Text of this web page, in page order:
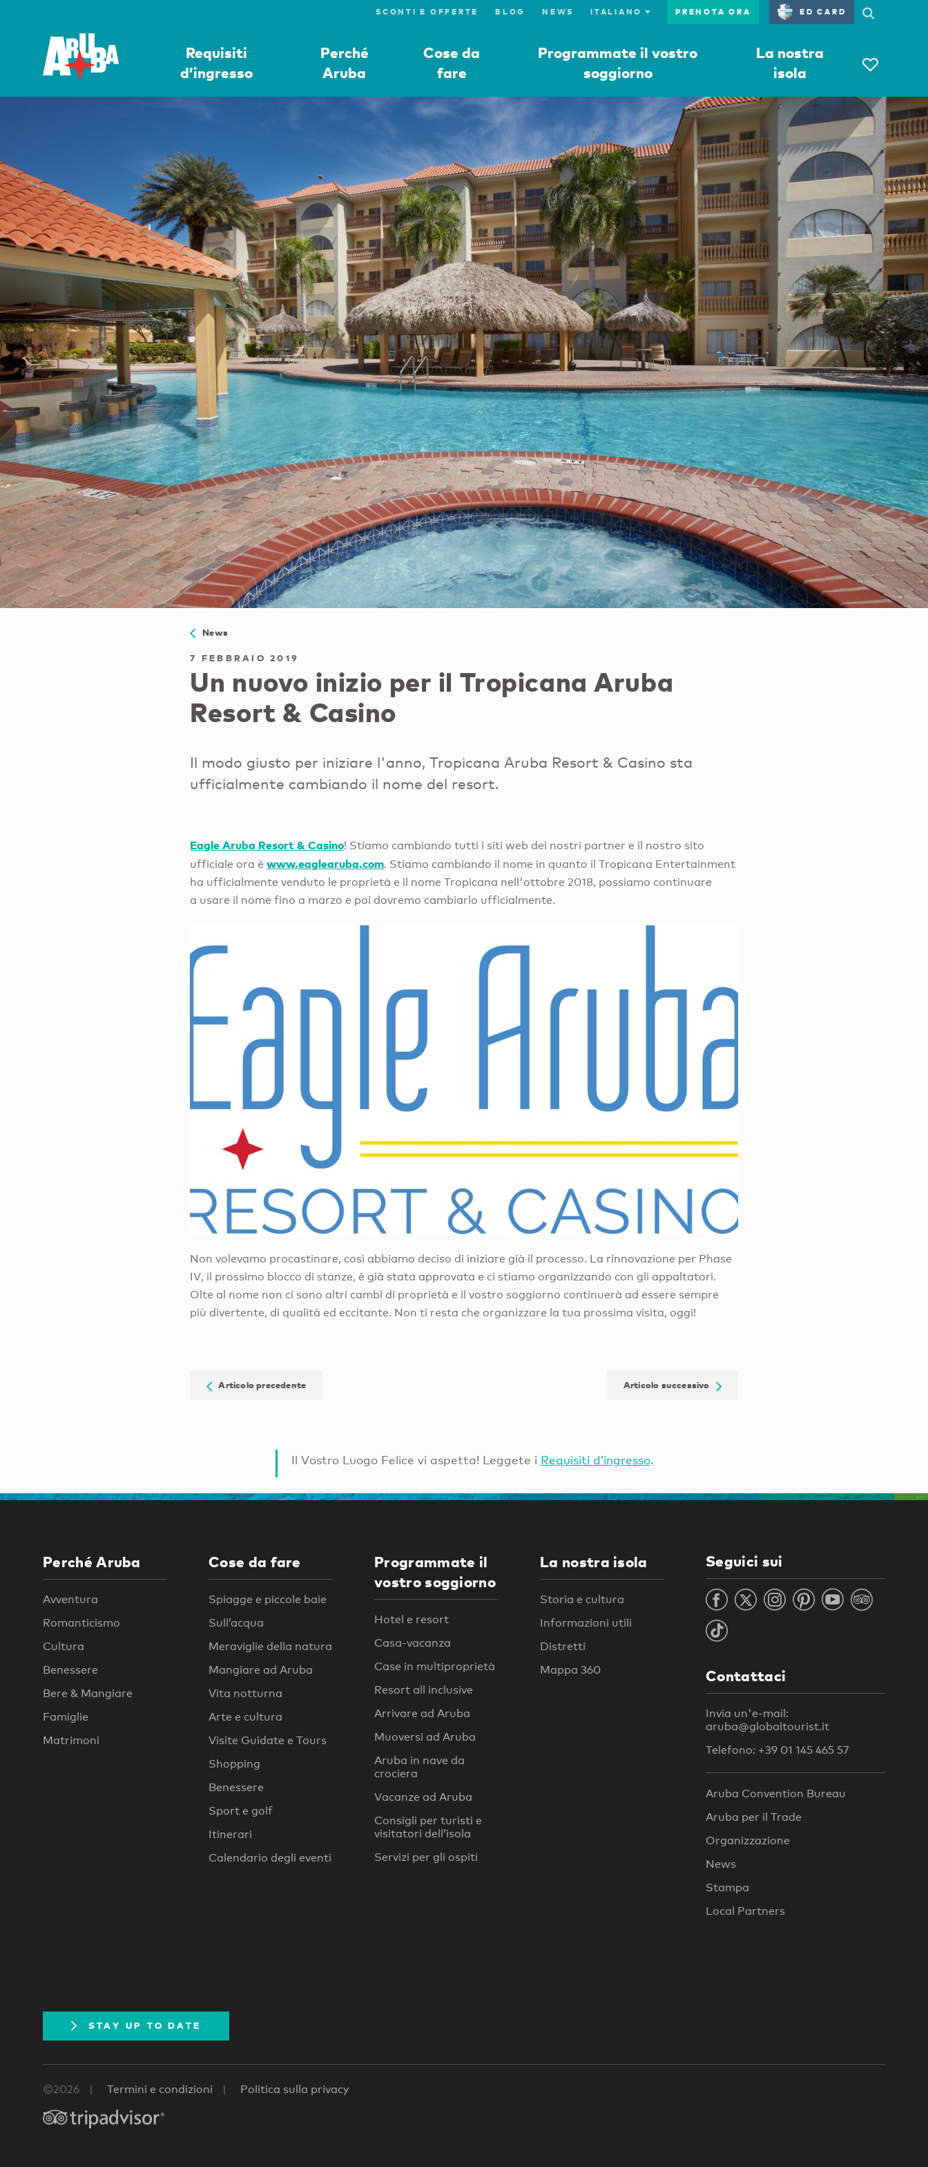
SCONTI E OFFERTE BLOG NEWS PRENOTA ORA ED CARD
Requisiti
d’ingresso
Perché
Aruba
Cose da
fare
Programmate il vostro
soggiorno
La nostra
isola
News
7 FEBBRAIO 2019
Un nuovo inizio per il Tropicana Aruba
Resort & Casino
Il modo giusto per iniziare l'anno, Tropicana Aruba Resort & Casino sta
ufficialmente cambiando il nome del resort.
Eagle Aruba Resort & Casino! Stiamo cambiando tutti i siti web dei nostri partner e il nostro sito
ufficiale ora èwww.eaglearuba.com. Stiamo cambiando il nome in quanto il Tropicana Entertainment
ha ufficialmente venduto le proprietà e il nome Tropicana nell'ottobre 2018, possiamo continuare
a usare il nome fino a marzo e poi dovremo cambiarlo ufficialmente.
Non volevamo procastinare, così abbiamo deciso di iniziare già il processo. La rinnovazione per Phase
IV, il prossimo blocco di stanze, è già stata approvata e ci stiamo organizzando con gli appaltatori.
Olte al nome non ci sono altri cambi di proprietà e il vostro soggiorno continuerà ad essere sempre
più divertente, di qualità ed eccitante. Non ti resta che organizzare la tua prossima visita, oggi!
Articolo precedente Articolo successivo
Il Vostro Luogo Felice vi aspetta! Leggete i Requisiti d’ingresso.
Perché Aruba
Avventura
Romanticismo
Cultura
Benessere
Bere & Mangiare
Famiglie
Matrimoni
Cose da fare
Spiagge e piccole baie
Sull’acqua
Meraviglie della natura
Mangiare ad Aruba
Vita notturna
Arte e cultura
Visite Guidate e Tours
Shopping
Benessere
Sport e golf
Itinerari
Calendario degli eventi
Programmate il
vostro soggiorno
Hotel e resort
Casa-vacanza
Case in multiproprietà
Resort all inclusive
Arrivare ad Aruba
Muoversi ad Aruba
Aruba in nave da
crociera
Vacanze ad Aruba
Consigli per turisti e
visitatori dell’isola
Servizi per gli ospiti
La nostra isola
Storia e cultura
Informazioni utili
Distretti
Mappa 360
Seguici sui
Contattaci
Invia un'e-mail:
aruba@globaltourist.it
Telefono: +39 01 145 465 57
Aruba Convention Bureau
Aruba per il Trade
Organizzazione
News
Stampa
Local Partners
STAY UP TO DATE
©2026 Termini e condizioni Politica sulla privacy